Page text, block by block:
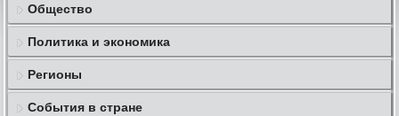
Общество
Политика и экономика
Регионы
События в стране